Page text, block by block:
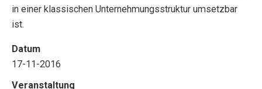
in einer klassischen Unternehmungsstruktur umsetzbar
ist.
Datum
17-11-2016
Veranstaltung